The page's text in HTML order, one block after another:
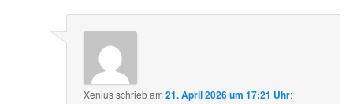
Xeniusschriebam21. April 2026 um 17:21 Uhr: